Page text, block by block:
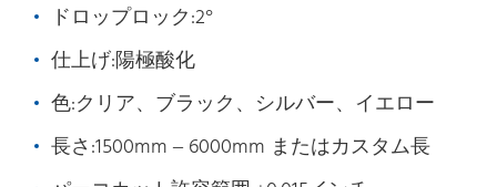
ドロップロック:2°
仕上げ:陽極酸化
色:クリア、ブラック、シルバー、イエロー
長さ:1500mm – 6000mm またはカスタム長